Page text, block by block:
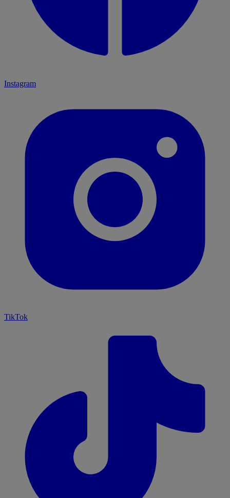
Instagram
TikTok